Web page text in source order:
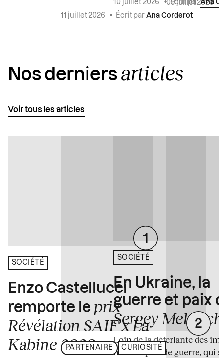
11 juillet 2026 • Écrit par Ana Corderot
10 juillet 2026 •Écrit parAna
09 juillet 2026
Nos derniers articles
Voir tous les articles
SOCIÉTÉ
Enzo Castellucci
remporte le prix
Révélation SAIF x La
Kabine 2026
PARTENAIRE CURIOSITÉ
SOCIÉTÉ
En Ukraine, la
guerre et paix
Sergey
Loin de la déferlante des
médiatiques de guerre, qui